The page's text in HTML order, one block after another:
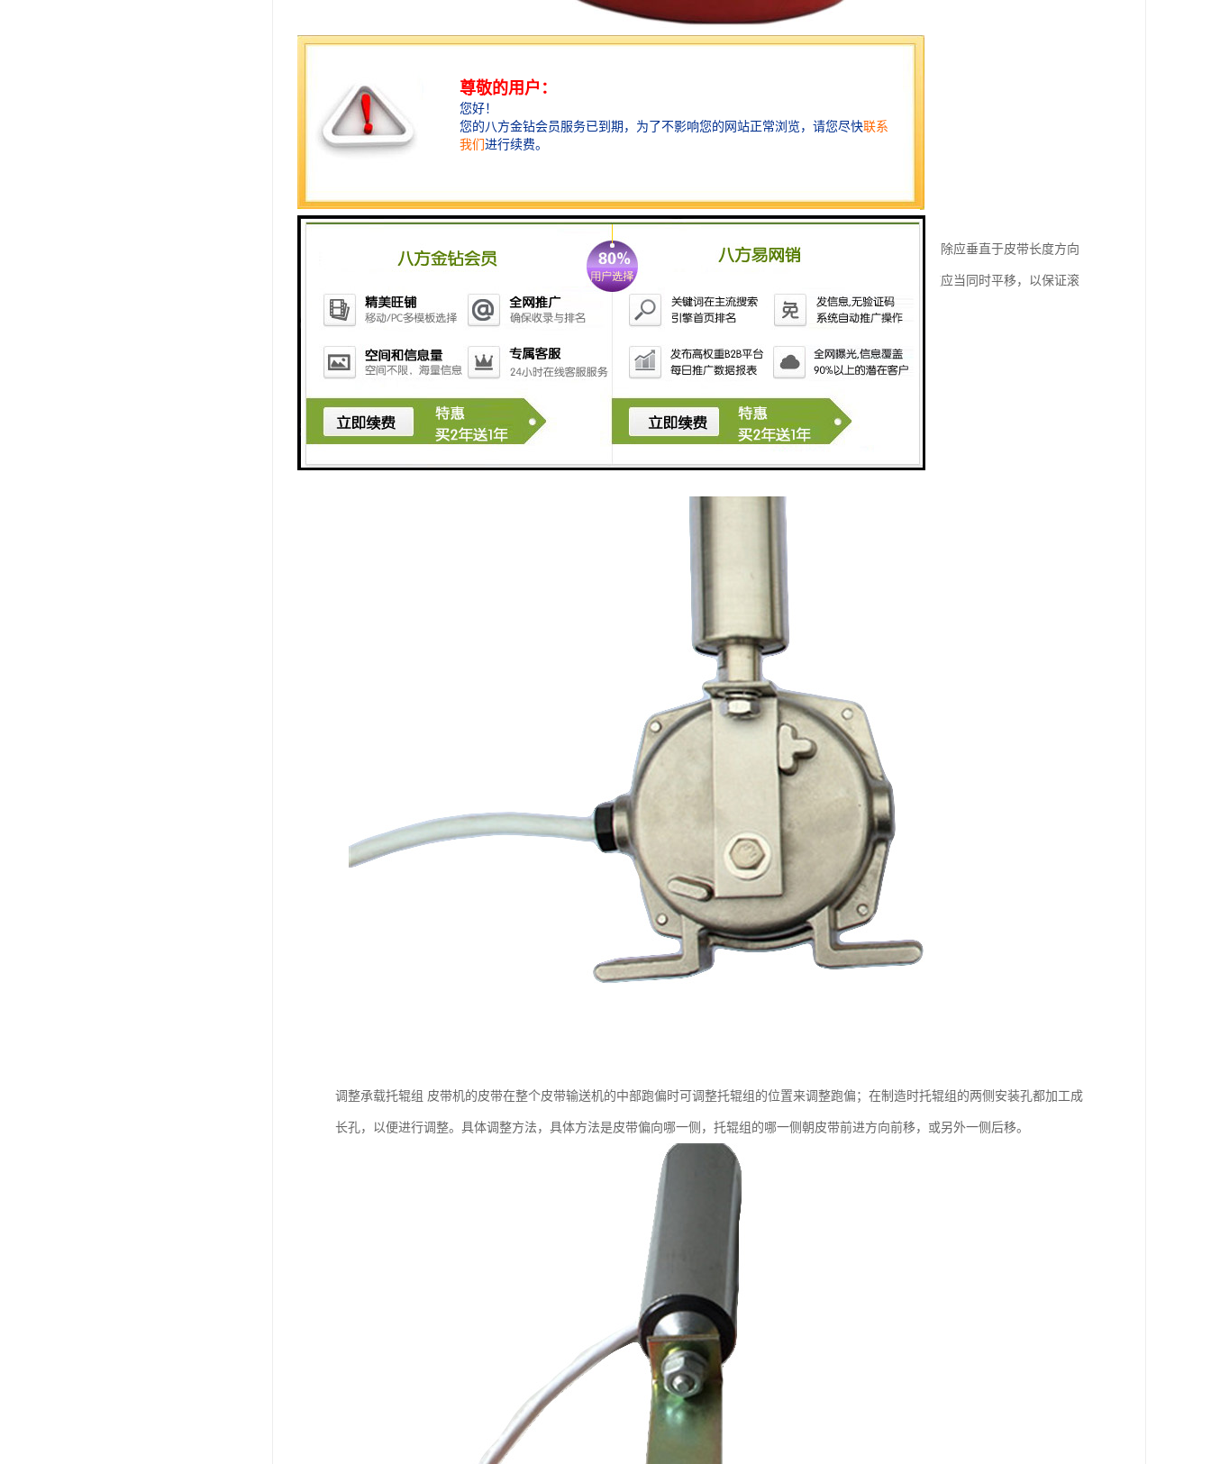
张紧处的调整。皮带张紧处的调整是皮带输送机跑偏调整的一个重要的环节。重锤张紧处上部的两个改向滚筒除应垂直于皮带长度方向
以外还应垂直于重力垂线，即保证其轴中心线水平。使用螺旋张紧或液压油缸张紧时，张紧滚筒的两个轴承座应当同时平移，以保证滚
筒轴线与皮带纵向方向垂直。具体的皮带跑偏的调整方法与滚筒处的调整类似。
调整承载托辊组 皮带机的皮带在整个皮带输送机的中部跑偏时可调整托辊组的位置来调整跑偏；在制造时托辊组的两侧安装孔都加工成
长孔，以便进行调整。具体调整方法，具体方法是皮带偏向哪一侧，托辊组的哪一侧朝皮带前进方向前移，或另外一侧后移。